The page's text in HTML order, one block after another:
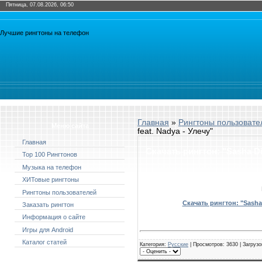
Пятница, 07.08.2026, 06:50
Лучшие рингтоны на телефон
Главная
Top 100 Рингтонов
Музыка на телефон
ХИТовые рингтоны
Рингтоны пользователей
Заказать рингтон
Информация о сайте
Игры для Android
Каталог статей
Главная » Рингтоны
feat. Nadya - Улечу"
Скачать рингтон:
Категория: Русские | Просмотров: 3630 |